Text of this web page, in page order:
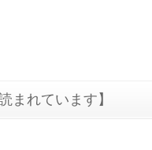
まれています】